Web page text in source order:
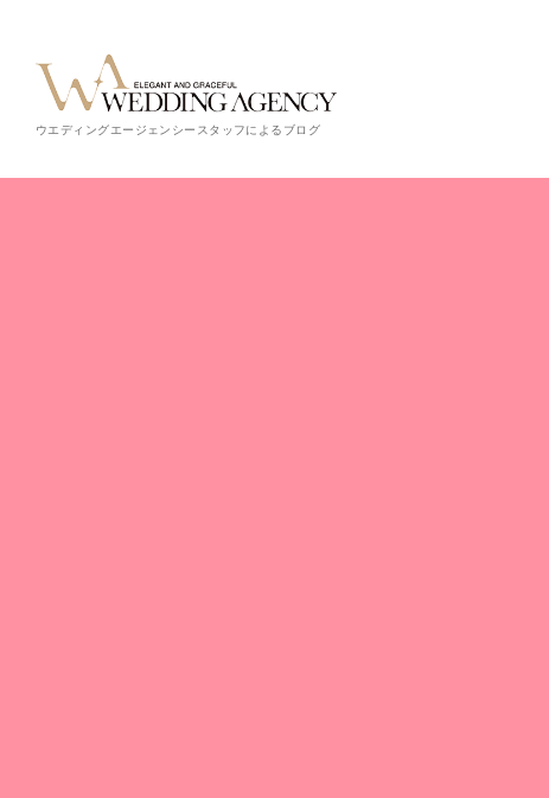
ウエディングエージェンシースタッフによるブログ